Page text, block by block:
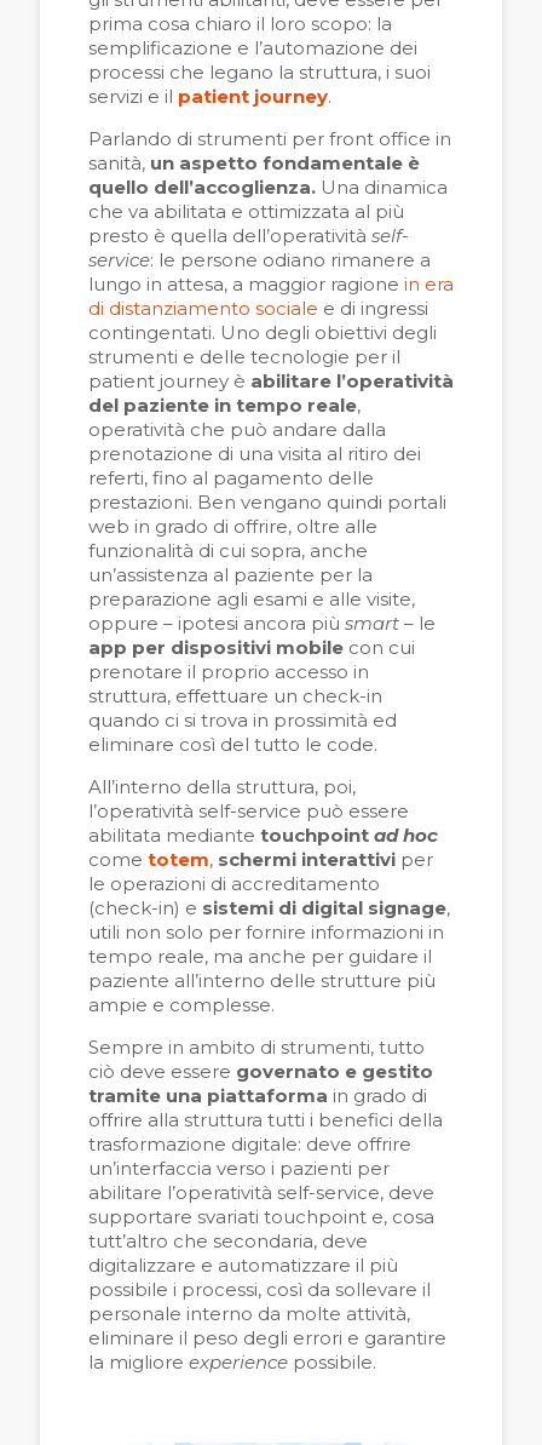
prima cosa chiaro il loro scopo: la
semplificazione e l’automazione dei
processi che legano la struttura, i suoi
servizi e il patient journey.
Parlando di strumenti per front office in
sanità, un aspetto fondamentale è
quello dell’accoglienza. Una dinamica
che va abilitata e ottimizzata al più
presto è quella dell’operatività self-
service: le persone odiano rimanere a
lungo in attesa, a maggior ragione in era
di distanziamento sociale e di ingressi
contingentati. Uno degli obiettivi degli
strumenti e delle tecnologie per il
patient journey è abilitare l’operatività
del paziente in tempo reale,
operatività che può andare dalla
prenotazione di una visita al ritiro dei
referti, fino al pagamento delle
prestazioni. Ben vengano quindi portali
web in grado di offrire, oltre alle
funzionalità di cui sopra, anche
un’assistenza al paziente per la
preparazione agli esami e alle visite,
oppure – ipotesi ancora più smart – le
app per dispositivi mobile con cui
prenotare il proprio accesso in
struttura, effettuare un check-in
quando ci si trova in prossimità ed
eliminare così del tutto le code.
All’interno della struttura, poi,
l’operatività self-service può essere
abilitata mediante touchpoint ad hoc
come totem, schermi interattivi per
le operazioni di accreditamento
(check-in) e sistemi di digital signage,
utili non solo per fornire informazioni in
tempo reale, ma anche per guidare il
paziente all’interno delle strutture più
ampie e complesse.
Sempre in ambito di strumenti, tutto
ciò deve essere governato e gestito
tramite una piattaforma in grado di
offrire alla struttura tutti i benefici della
trasformazione digitale: deve offrire
un’interfaccia verso i pazienti per
abilitare l’operatività self-service, deve
supportare svariati touchpoint e, cosa
tutt’altro che secondaria, deve
digitalizzare e automatizzare il più
possibile i processi, così da sollevare il
personale interno da molte attività,
eliminare il peso degli errori e garantire
la migliore experience possibile.